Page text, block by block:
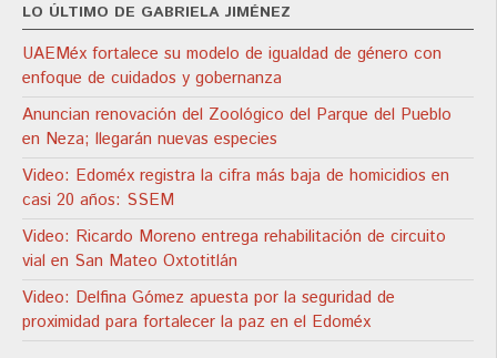
LO ÚLTIMO DE GABRIELA JIMÉNEZ
UAEMéx fortalece su modelo de igualdad de género con
enfoque de cuidados y gobernanza
Anuncian renovación del Zoológico del Parque del Pueblo
en Neza; llegarán nuevas especies
Video: Edoméx registra la cifra más baja de homicidios en
casi 20 años: SSEM
Video: Ricardo Moreno entrega rehabilitación de circuito
vial en San Mateo Oxtotitlán
Video: Delfina Gómez apuesta por la seguridad de
proximidad para fortalecer la paz en el Edoméx